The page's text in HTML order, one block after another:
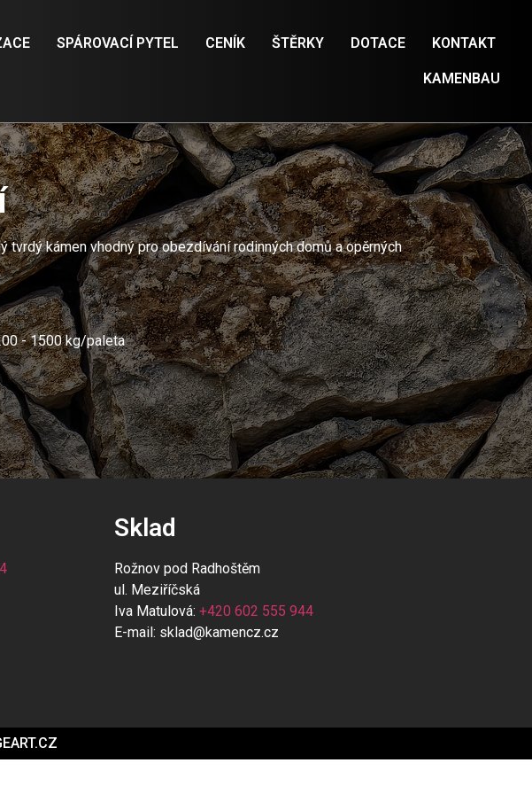
SPÁROVACÍ PYTEL CENÍK ŠTĚRKY DOTACE KONTAKT
KAMENBAU
tvrdý kámen vhodný pro obezdívání rodinných domů a opěrných
- 1500 kg/paleta
Sklad
Rožnov pod Radhoštěm
ul. Meziříčská
Iva Matulová: +420 602 555 944
E-mail: sklad@kamencz.cz